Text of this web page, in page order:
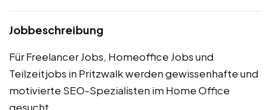
Jobbeschreibung
Für Freelancer Jobs, Homeoffice Jobs und
Teilzeitjobs in Pritzwalk werden gewissenhafte und
motivierte SEO-Spezialisten im Home Office
gesucht.